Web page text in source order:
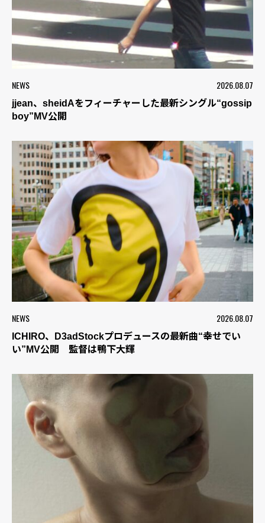
NEWS 2026.08.07
jjean、sheidAをフィーチャーした最新シングル“gossip
boy”MV公開
NEWS 2026.08.07
ICHIRO、D3adStockプロデュースの最新曲“幸せでい
い”MV公開 監督は鴨下大輝